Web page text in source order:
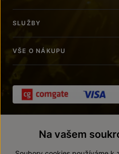
SLUŽBY
VŠE O NÁKUPU
Na vašem